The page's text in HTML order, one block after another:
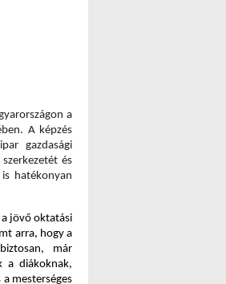
a
A képzés
gazdasági
és
hatékonyan
jövő oktatási
arra, hogy a
már
a diákoknak,
mesterséges